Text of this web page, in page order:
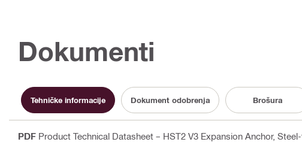
Dokumenti
Tehničke informacije Dokument odobrenja Brošura
PDF Product Technical Datasheet – HST2 V3 Expansion Anchor,